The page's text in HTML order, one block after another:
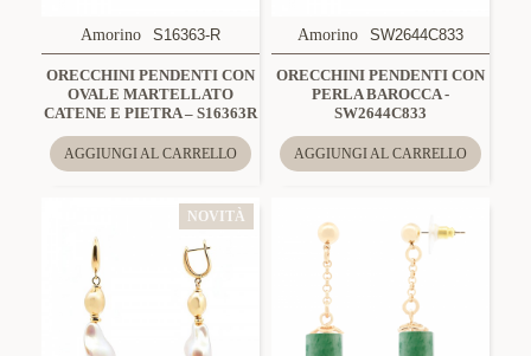
Amorino S16363-R
ORECCHINI PENDENTI CON
OVALE MARTELLATO
CATENE E PIETRA – S16363R
AGGIUNGI AL CARRELLO
Amorino SW2644C833
ORECCHINI PENDENTI CON
PERLA BAROCCA -
SW2644C833
AGGIUNGI AL CARRELLO
NOVITÀ